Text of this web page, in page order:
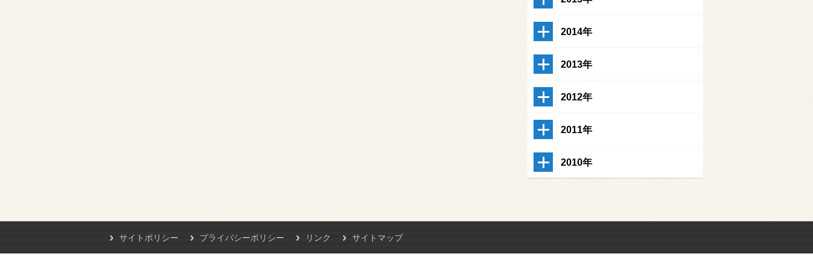
2014年
2013年
2012年
2011年
2010年
サイトポリシー プライバシーポリシー リンク サイトマップ